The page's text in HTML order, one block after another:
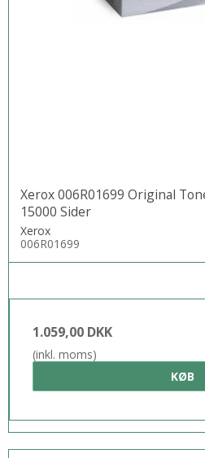
Xerox 006R01699 Original
15000 Sider
Xerox
006R01699
1.059,00 DKK
(inkl. moms)
KØB